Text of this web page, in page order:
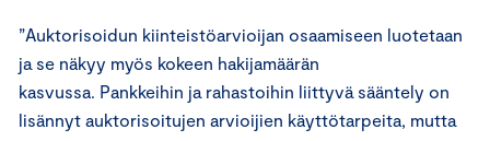
”Auktorisoidun kiinteistöarvioijan osaamiseen luotetaan
ja se näkyy myös kokeen hakijamäärän
kasvussa. Pankkeihin ja rahastoihin liittyvä sääntely on
lisännyt auktorisoitujen arvioijien käyttötarpeita, mutta